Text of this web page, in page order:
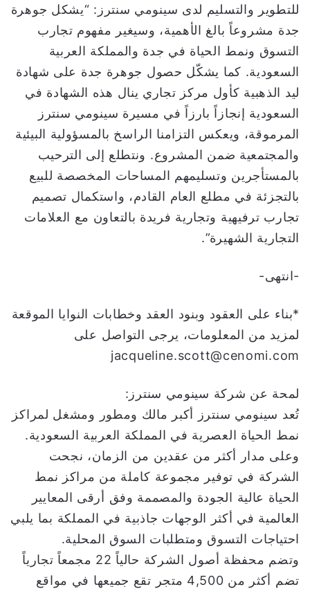
للتطوير والتسليم لدى سينومي سنترز: “يشكل جوهرة
جدة مشروعاً بالغ الأهمية، وسيغير مفهوم تجارب
التسوق ونمط الحياة في جدة والمملكة العربية
السعودية. كما يشكّل حصول جوهرة جدة على شهادة
ليد الذهبية كأول مركز تجاري ينال هذه الشهادة في
السعودية إنجازاً بارزاً في مسيرة سينومي سنترز
المرموقة، ويعكس التزامنا الراسخ بالمسؤولية البيئية
والمجتمعية ضمن المشروع. ونتطلع إلى الترحيب
بالمستأجرين وتسليمهم المساحات المخصصة للبيع
بالتجزئة في مطلع العام القادم، واستكمال تصميم
تجارب ترفيهية وتجارية فريدة بالتعاون مع العلامات
التجارية الشهيرة”.
-انتهى-
*بناء على العقود وبنود العقد وخطابات النوايا الموقعة
لمزيد من المعلومات، يرجى التواصل على
jacqueline.scott@cenomi.com
لمحة عن شركة سينومي سنترز:
تُعد سينومي سنترز أكبر مالك ومطور ومشغل لمراكز
نمط الحياة العصرية في المملكة العربية السعودية.
وعلى مدار أكثر من عقدين من الزمان، نجحت
الشركة في توفير مجموعة كاملة من مراكز نمط
الحياة عالية الجودة والمصممة وفق أرقى المعايير
العالمية في أكثر الوجهات جاذبية في المملكة بما يلبي
احتياجات التسوق ومتطلبات السوق المحلية.
وتضم محفظة أصول الشركة حالياً 22 مجمعاً تجارياً
تضم أكثر من 4,500 متجر تقع جميعها في مواقع